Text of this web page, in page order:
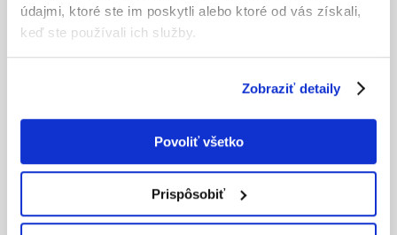
údajmi, ktoré ste im poskytli alebo ktoré od vás získali,
keď ste používali ich služby.
Zobraziť detaily
Povoliť všetko
Prispôsobiť
a vonkajšie priečky v budovách.
DETAIL PRODUKTU
ALUPROF MB – 118EI
Systém MB-118 EI je určený na výrobu vnútorných a vonkajších
protipožiarnych stien s požiarnou odolnosťou EI 120. Systém má
viacero spoločných vlastností so základným protipožiarnym
systémom MB-78EI. Využitie aj pre dymotesné konštrukcie
DETAIL PRODUKTU